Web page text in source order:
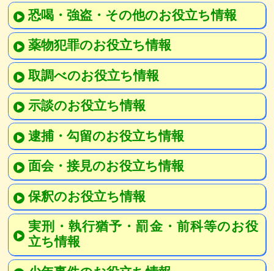
恐喝・強盗・その他のお役立ち情報
薬物犯罪のお役立ち情報
取調べのお役立ち情報
示談のお役立ち情報
逮捕・勾留のお役立ち情報
面会・接見のお役立ち情報
保釈のお役立ち情報
実刑・執行猶予・罰金・前科等のお役
立ち情報